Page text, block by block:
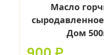
Масло
Дом